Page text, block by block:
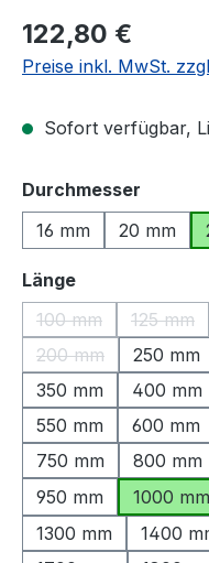
Regulärer Preis:
122,80 €
Preise inkl. MwSt.
Sofort verfügbar,
Durchmesser
16 mm
20 mm
Längeauswählen
100 mm
(Diese Option ist
125 mm
200 mm
(Diese Option ist
250 mm
350 mm
400 mm
550 mm
600 mm
750 mm
800 mm
950 mm
1000 mm
1300 mm
1400